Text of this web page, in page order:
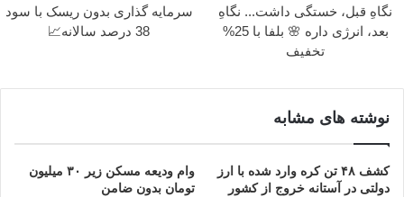
نگاهِ قبل، خستگی داشت... نگاهِ
بعد، انرژی داره 🌸 بلفا با 25%
تخفیف
سرمایه گذاری بدون ریسک با سود
38 درصد سالانه📈
نوشته های مشابه
کشف ۴۸ تن کره وارد شده با ارز
دولتی در آستانه خروج از کشور
وام ودیعه مسکن زیر ۳۰ میلیون
تومان بدون ضامن